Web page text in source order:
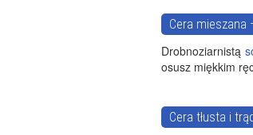
Cera mieszana
Drobnoziarnistą
osusz miękkim
Cera tłusta i